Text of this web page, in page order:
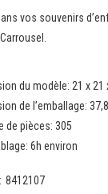
vos souvenirs
du modèle: 21 x 21
de l’emballage:
de pièces: 305
6h environ
8412107